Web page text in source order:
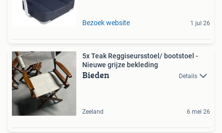
Bezoek website 1 jul 26
5x Teak Reggiseursstoel/ bootstoel -
Nieuwe grijze bekleding
Bieden Details
Zeeland 6 mei 26